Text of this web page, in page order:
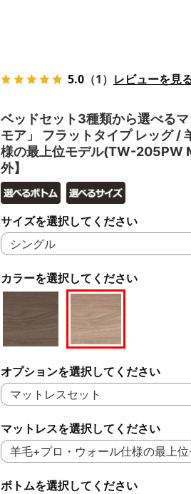
5.0 （1） レビューを見
ベッドセット3種類から選べる
モア」 フラットタイプ レッグ /
様の最上位モデル(TW-205PW
外】
カラーを選択してください
サイズを選択してください
オプションを選択してください
マットレスを選択してください
ボトムを選択してください